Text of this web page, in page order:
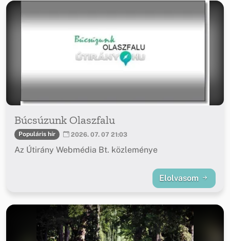
Búcsúzunk Olaszfalu
Populáris hír 2026. 07. 07 21:03
Az Útirány Webmédia Bt. közleménye
Elolvasom